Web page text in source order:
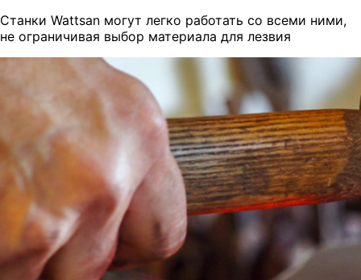
Станки Wattsan могут легко работать со всеми ними,
не ограничивая выбор материала для лезвия